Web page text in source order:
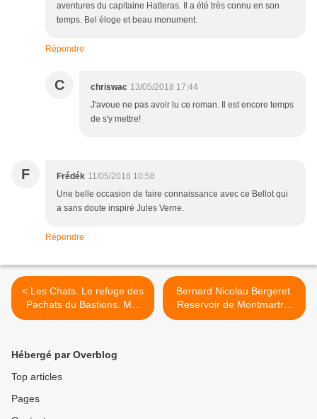
aventures du capitaine Hatteras. Il a été très connu en son
temps. Bel éloge et beau monument.
Répondre
C chriswac 13/05/2018 17:44
J'avoue ne pas avoir lu ce roman. Il est encore temps
de s'y mettre!
F Frédék 11/05/2018 10:58
Une belle occasion de faire connaissance avec ce Bellot qui
a sans doute inspiré Jules Verne.
Répondre
< Les Chats. Le refuge des
Pachats du Bastions. Mai
2018. Le Château d'Oléron.
Bernard Nicolau Bergeret.
Reservoir de Montmartre.
Exposition photos. >
Hébergé par Overblog
Top articles
Pages